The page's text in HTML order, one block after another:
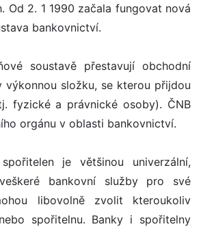
Od 2. 1 1990 začala fungovat nová
bankovnictví.
soustavě přestavují obchodní
výkonnou složku, se kterou přijdou
fyzické a právnické osoby). ČNB
orgánu v oblasti bankovnictví.
je většinou univerzální,
bankovní služby pro své
libovolně zvolit kteroukoliv
spořitelnu. Banky i spořitelny